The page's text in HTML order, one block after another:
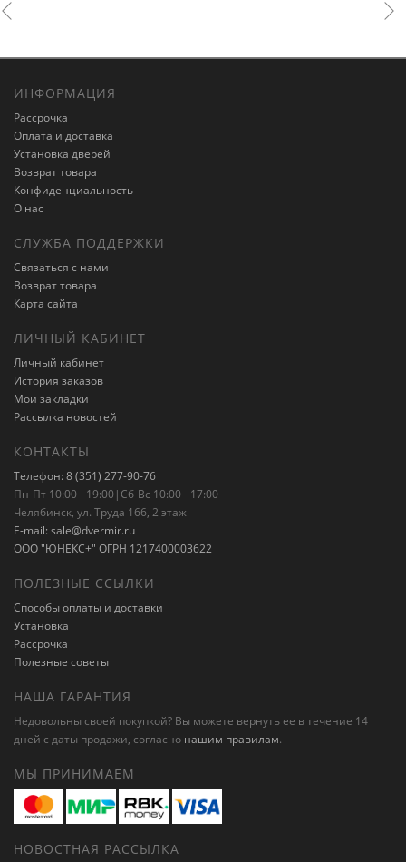
ИНФОРМАЦИЯ
Рассрочка
Оплата и доставка
Установка дверей
Возврат товара
Конфиденциальность
О нас
СЛУЖБА ПОДДЕРЖКИ
Связаться с нами
Возврат товара
Карта сайта
ЛИЧНЫЙ КАБИНЕТ
Личный кабинет
История заказов
Мои закладки
Рассылка новостей
КОНТАКТЫ
Телефон: 8 (351) 277-90-76
Пн-Пт 10:00 - 19:00|Сб-Вс 10:00 - 17:00
Челябинск, ул. Труда 166, 2 этаж
E-mail: sale@dvermir.ru
ООО "ЮНЕКС+" ОГРН 1217400003622
ПОЛЕЗНЫЕ ССЫЛКИ
Способы оплаты и доставки
Установка
Рассрочка
Полезные советы
НАША ГАРАНТИЯ
Недовольны своей покупкой? Вы можете вернуть ее в течение 14
дней с даты продажи, согласно нашим правилам.
МЫ ПРИНИМАЕМ
НОВОСТНАЯ РАССЫЛКА